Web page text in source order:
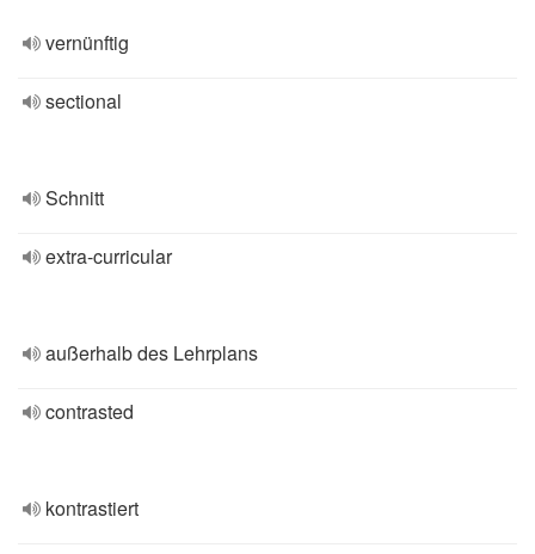
vernünftig
sectional
Schnitt
extra-curricular
außerhalb des Lehrplans
contrasted
kontrastiert